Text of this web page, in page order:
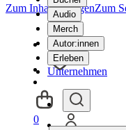
Audio
Merch
Autor:innen
Erleben
Unternehmen
Zum Inhalt springenZum
0